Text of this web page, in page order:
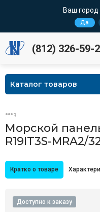
Ваш город
Да
(812) 326-59-
Каталог товаров
Морской
R19IT3S-MRA2/
Кратко о товаре
Доступно к заказу